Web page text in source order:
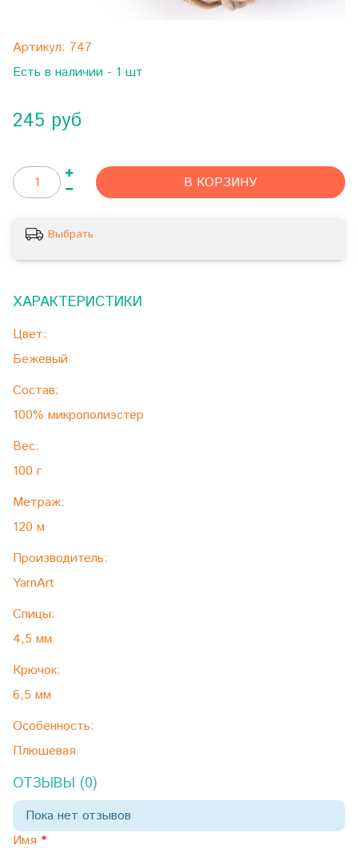
Артикул: 747
Есть в наличии - 1 шт
245 руб
В КОРЗИНУ
Выбрать
ХАРАКТЕРИСТИКИ
Цвет:
Бежевый
Состав:
100% микрополиэстер
Вес:
100 г
Метраж:
120 м
Производитель:
YarnArt
Спицы:
4,5 мм
Крючок:
6,5 мм
Особенность:
Плюшевая
ОТЗЫВЫ (0)
Пока нет отзывов
Имя